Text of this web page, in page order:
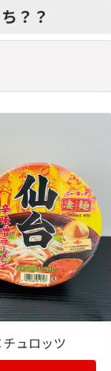
？？
ュロッツ